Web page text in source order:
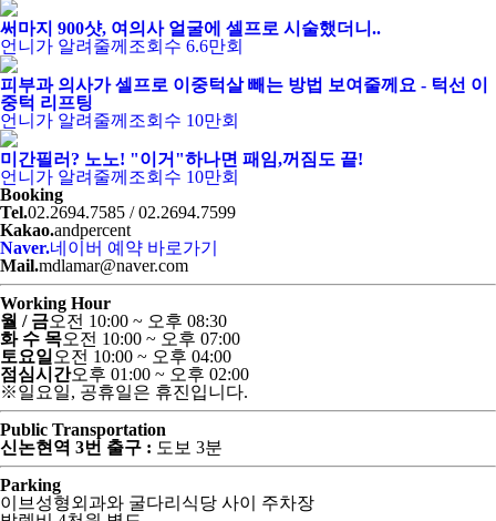
써마지 900샷, 여의사 얼굴에 셀프로 시술했더니..
언니가 알려줄께 조회수 6.6만회
피부과 의사가 셀프로 이중턱살 빼는 방법 보여줄께요 - 턱선 이
중턱 리프팅
언니가 알려줄께 조회수 10만회
미간필러? 노노! "이거"하나면 패임,꺼짐도 끝!
언니가 알려줄께 조회수 10만회
Booking
Tel.02.2694.7585 / 02.2694.7599
Kakao.andpercent
Naver.네이버 예약 바로가기
Mail.mdlamar@naver.com
Working Hour
월 / 금오전 10:00 ~ 오후 08:30
화 수 목오전 10:00 ~ 오후 07:00
토요일 오전 10:00 ~ 오후 04:00
점심시간오후 01:00 ~ 오후 02:00
※일요일, 공휴일은 휴진입니다.
Public Transportation
신논현역 3번 출구 : 도보 3분
Parking
이브성형외과와 굴다리식당 사이 주차장